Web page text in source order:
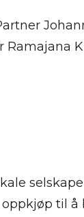
Ramajana
til å